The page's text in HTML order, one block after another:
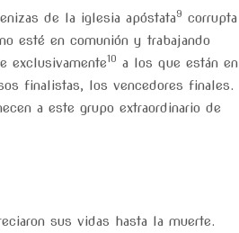
de la iglesia apóstata9 corrupta
esté en comunión y trabajando
exclusivamente10 a los que están en
finalistas, los vencedores finales.
a este grupo extraordinario de
sus vidas hasta la muerte.